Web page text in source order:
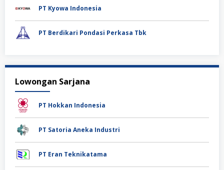
PT Kyowa Indonesia
PT Berdikari Pondasi Perkasa Tbk
Lowongan Sarjana
PT Hokkan Indonesia
PT Satoria Aneka Industri
PT Eran Teknikatama